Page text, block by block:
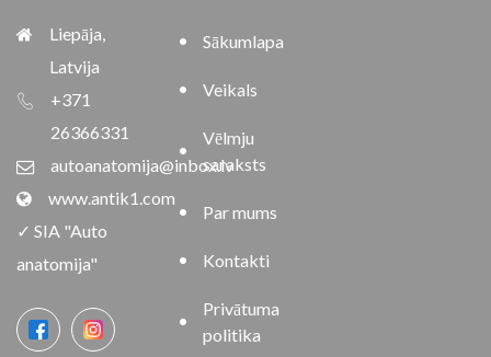
Liepāja,
Latvija
+371
26366331
autoanatomija@inbox.lv
www.antik1.com
✓ SIA "Auto
anatomija"
Sākumlapa
Veikals
Vēlmju
saraksts
Par mums
Kontakti
Privātuma
politika